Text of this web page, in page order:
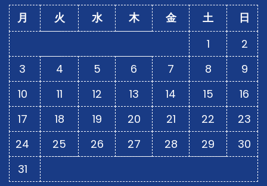
月 火 水 木 金 土
日
1
2
3
4 5 6 7 8
9
10
11 12 13 14 15
16
17
18 19 20 21 22
23
24
25 26 27 28 29
30
31